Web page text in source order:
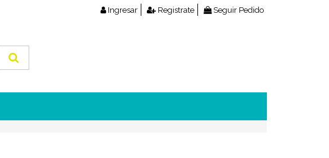
Ingresar Registrate Seguir Pedido